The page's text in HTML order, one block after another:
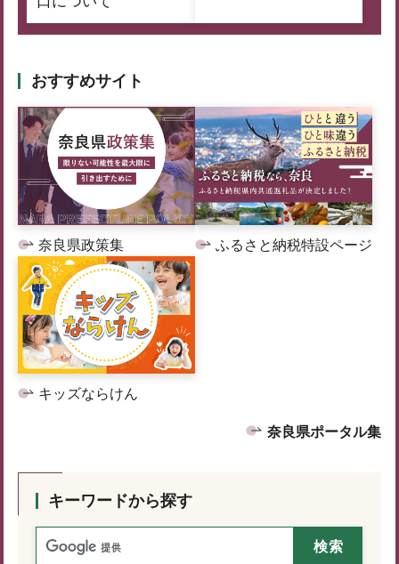
おすすめサイト
奈良県政策集 ふるさと納税特設ページ
キッズならけん
奈良県ポータル集
キーワードから探す